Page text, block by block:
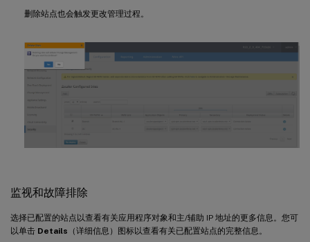
删除站点也会触发更改管理过程。
监视和故障排除
选择已配置的站点以查看有关应用程序对象和主/辅助 IP 地址的更多信息。您可
以单击 Details （详细信息）图标以查看有关已配置站点的完整信息。